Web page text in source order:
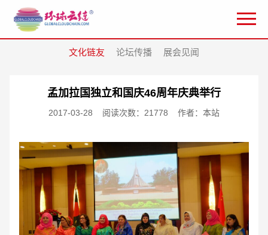
文化链友 论坛传播 展会见闻
孟加拉国独立和国庆46周年庆典举行
2017-03-28 阅读次数：21778 作者：本站